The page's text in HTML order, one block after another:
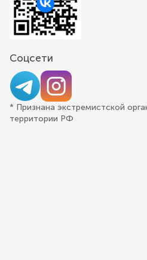
Соцсети
* Признана экстремистской
территории РФ